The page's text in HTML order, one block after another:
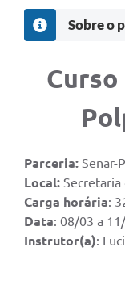
Sobre o
Curso
Parceria: Senar-
Local:
Carga horária:
Data: 08/03 a
Instrutor(a):